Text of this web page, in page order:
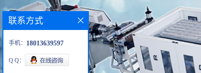
联系方式
手机： 18013639597
Q Q：